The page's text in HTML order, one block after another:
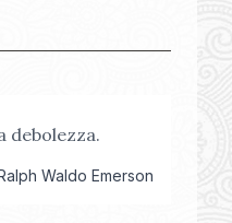
debolezza.
Waldo Emerson